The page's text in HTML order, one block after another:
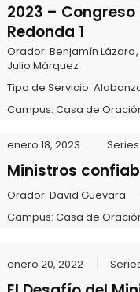
2023 –
Redonda 1
Orador: Benjamín Lázaro,
Julio Márquez
Tipo de Servicio:
Campus: Casa de
enero 18, 2023 Series:
Ministros
Orador: David Guevara
Campus: Casa de
enero 20, 2022